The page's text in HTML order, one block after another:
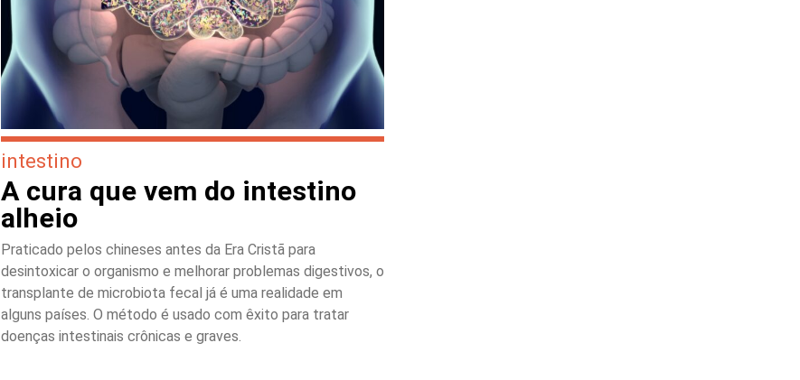
intestino
A cura que vem do intestino
alheio
Praticado pelos chineses antes da Era Cristã para
desintoxicar o organismo e melhorar problemas digestivos, o
transplante de microbiota fecal já é uma realidade em
alguns países. O método é usado com êxito para tratar
doenças intestinais crônicas e graves.